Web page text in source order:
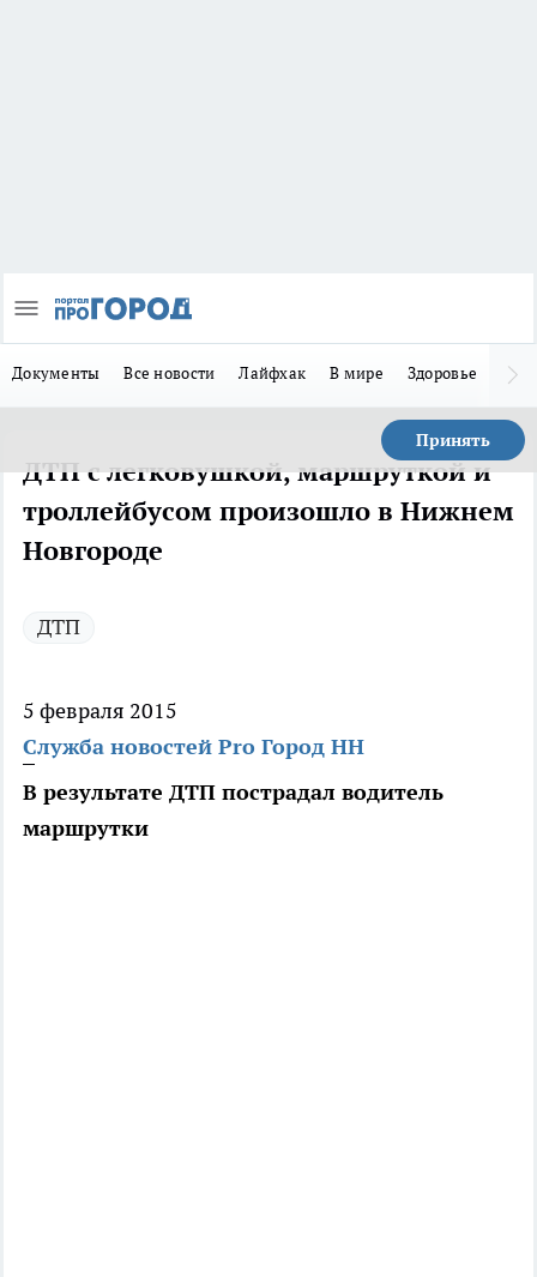
Документы Все новости Лайфхак В мире Здоровье
Принять
ДТП с легковушкой, маршруткой и
троллейбусом произошло в Нижнем
Новгороде
ДТП
5 февраля 2015
Служба новостей Pro Город НН
В результате ДТП пострадал водитель
маршрутки